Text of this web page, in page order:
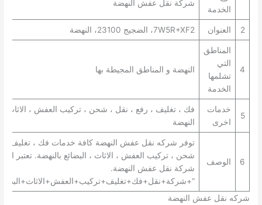
الخدمة
شركة نقل عفش النهضة
2 العنوان 7W5R+XF2، الضجيج 23100، النهضة
4
المناطق
التي
تشلمها
الخدمة
النهضة و المناطق المجيطة بها
5
خدمات
اخرى
فك ، تغليف ، رفع ، نقل ، شحن ، تركيب العفش ، الاثاث ،
النهضة
6 الوصف
توفر شركه نقل عفش النهضة كافة خدمات فك ، تغليف ،
شحن ، تركيب العفش ، الاثاث ، البضائع بالنهضة. تعتبر
شركة نقل عفش النهضة.
شركه نقل عفش النهضة